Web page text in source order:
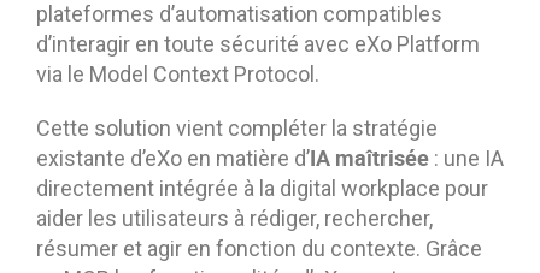
plateformes d’automatisation compatibles
d’interagir en toute sécurité avec eXo Platform
via le Model Context Protocol.
Cette solution vient compléter la stratégie
existante d’eXo en matière d’IA maîtrisée : une IA
directement intégrée à la digital workplace pour
aider les utilisateurs à rédiger, rechercher,
résumer et agir en fonction du contexte. Grâce